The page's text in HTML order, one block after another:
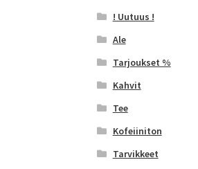
! Uutuus !
Ale
Tarjoukset %
Kahvit
Tee
Kofeiiniton
Tarvikkeet